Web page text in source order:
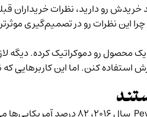
رو دارید، نظرات خریداران
این نظرات رو در تصمیم‌گیری
یک محصول رو دموکراتیک کرده.